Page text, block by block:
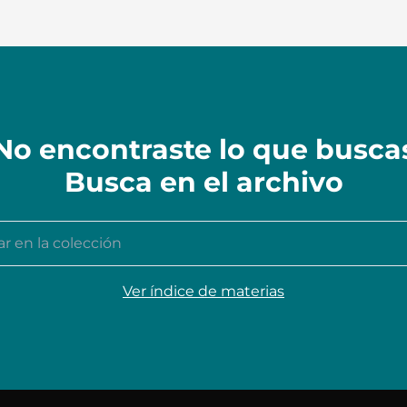
encontraste lo que
Busca en el archivo
la colección
Ver índice de materias